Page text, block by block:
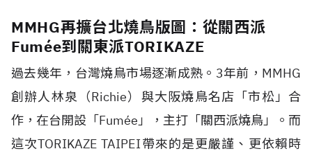
MMHG再擴台北燒鳥版圖：從關西派
Fumée到關東派TORIKAZE
過去幾年，台灣燒鳥市場逐漸成熟。 3年前， MMHG
創辦人林泉（Richie）與大阪燒鳥名店「市松」合
作，在台開設「Fumée 」，主打「關西派燒鳥」。而
這次TORIKAZE TAIPEI帶來的是更嚴謹、更依賴時